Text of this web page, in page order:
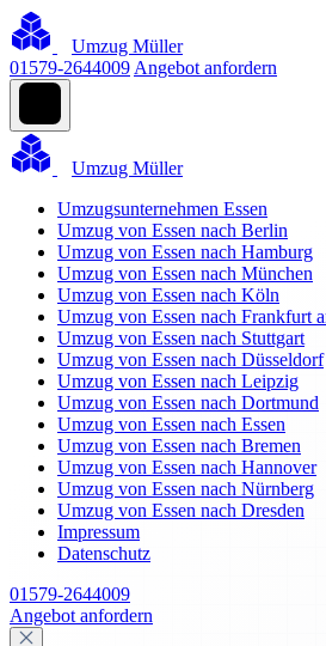
Umzug Müller
01579-2644009 Angebot anfordern
Umzug Müller
Umzugsunternehmen Essen
Umzug von Essen nach Berlin
Umzug von Essen nach Hamburg
Umzug von Essen nach München
Umzug von Essen nach Köln
Umzug von Essen nach Frankfurt
Umzug von Essen nach Stuttgart
Umzug von Essen nach Düsseldorf
Umzug von Essen nach Leipzig
Umzug von Essen nach Dortmund
Umzug von Essen nach Essen
Umzug von Essen nach Bremen
Umzug von Essen nach Hannover
Umzug von Essen nach Nürnberg
Umzug von Essen nach Dresden
Impressum
Datenschutz
01579-2644009
Angebot anfordern